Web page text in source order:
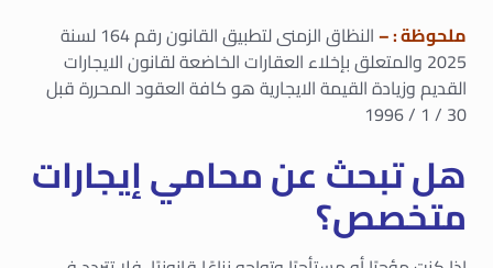
ملحوظة : –
النظاق الزمنى لتطبيق القانون رقم 164 لسنة
2025 والمتعلق بإخلاء العقارات الخاضعة لقانون الايجارات
القديم وزيادة القيمة الايجارية هو كافة العقود المحررة قبل
30 / 1 / 1996
هل تبحث عن محامي إيجارات
متخصص؟